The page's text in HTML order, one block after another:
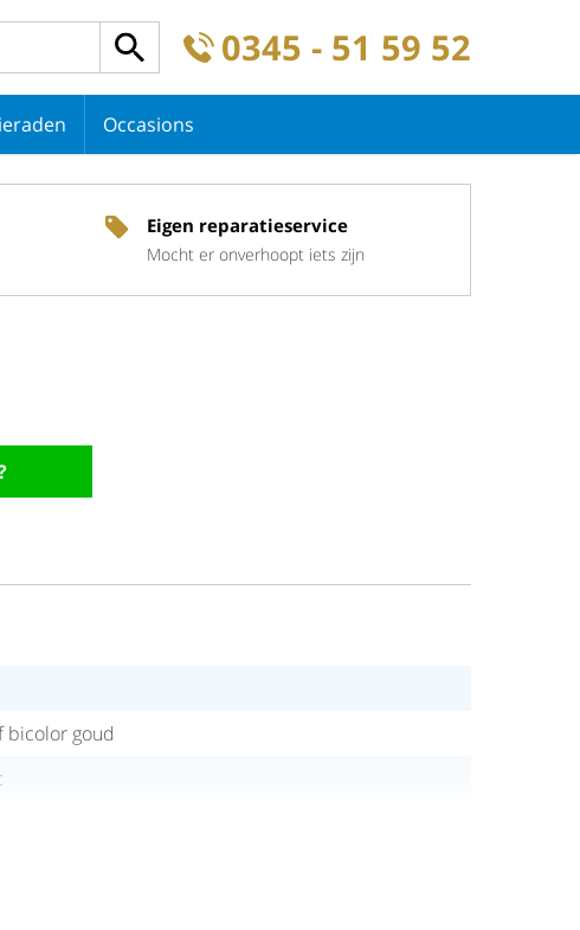
0345 - 51 59 52
Occasions
Eigen reparatieservice
Mocht er onverhoopt iets zijn
bicolor goud